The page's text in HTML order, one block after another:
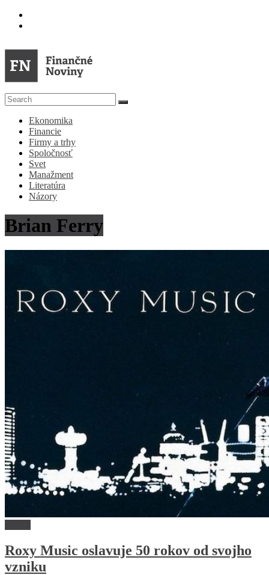
Skip
FN
Finančné
Noviny
Denník
ekonomike
spoločnosti
Ekonomika
Financie
Firmy a trhy
Spoločnosť
Svet
Manažment
Literatúra
Názory
Brian Ferry
Roxy Music oslavuje 50 rokov od svojho
vzniku